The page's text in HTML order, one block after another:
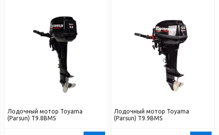
Лодочный мотор Toyama
(Parsun) T9.8BMS
Лодочный мотор Toyama
(Parsun) T9.9BMS